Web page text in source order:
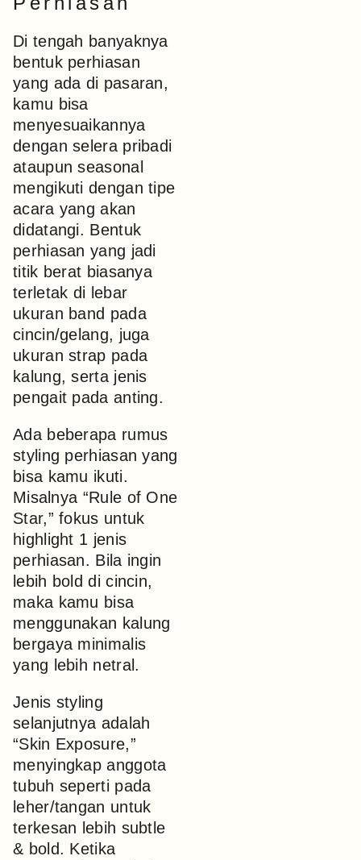
Di tengah banyaknya
bentuk perhiasan
yang ada di pasaran,
kamu bisa
menyesuaikannya
dengan selera pribadi
ataupun seasonal
mengikuti dengan tipe
acara yang akan
didatangi. Bentuk
perhiasan yang jadi
titik berat biasanya
terletak di lebar
ukuran band pada
cincin/gelang, juga
ukuran strap pada
kalung, serta jenis
pengait pada anting.
Ada beberapa rumus
styling perhiasan yang
bisa kamu ikuti.
Misalnya “Rule of One
Star,” fokus untuk
highlight 1 jenis
perhiasan. Bila ingin
lebih bold di cincin,
maka kamu bisa
menggunakan kalung
bergaya minimalis
yang lebih netral.
Jenis styling
selanjutnya adalah
“Skin Exposure,”
menyingkap anggota
tubuh seperti pada
leher/tangan untuk
terkesan lebih subtle
& bold. Ketika